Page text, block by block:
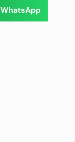
WhatsApp